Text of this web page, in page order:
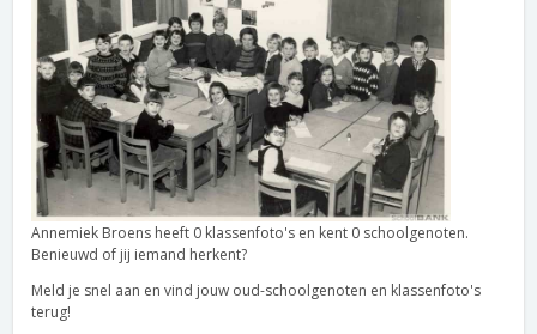
Annemiek Broens heeft 0 klassenfoto's en kent 0 schoolgenoten.
Benieuwd of jij iemand herkent?
Meld je snel aan en vind jouw oud-schoolgenoten en klassenfoto's
terug!